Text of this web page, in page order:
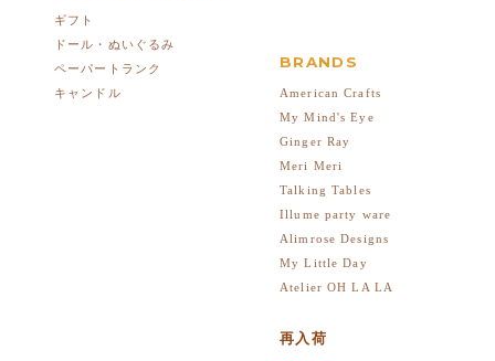
ギフト
ドール・ぬいぐるみ
ペーパートランク
キャンドル
BRANDS
American Crafts
My Mind's Eye
Ginger Ray
Meri Meri
Talking Tables
Illume party ware
Alimrose Designs
My Little Day
Atelier OH LA LA
再入荷